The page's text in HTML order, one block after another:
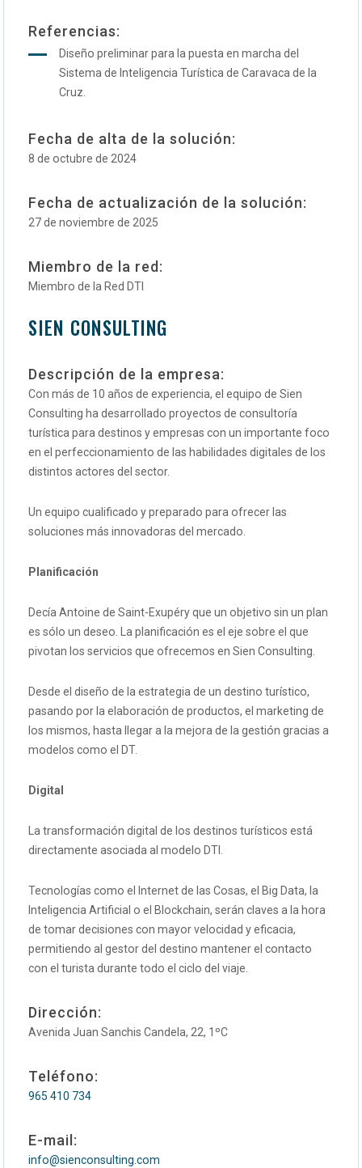
Referencias:
Diseño preliminar para la puesta en marcha del
Sistema de Inteligencia Turística de Caravaca de la
Cruz.
Fecha de alta de la solución:
8 de octubre de 2024
Fecha de actualización de la solución:
27 de noviembre de 2025
Miembro de la red:
Miembro de la Red DTI
SIEN CONSULTING
Descripción de la empresa:
Con más de 10 años de experiencia, el equipo de Sien
Consulting ha desarrollado proyectos de consultoría
turística para destinos y empresas con un importante foco
en el perfeccionamiento de las habilidades digitales de los
distintos actores del sector.
Un equipo cualificado y preparado para ofrecer las
soluciones más innovadoras del mercado.
Planificación
Decía Antoine de Saint-Exupéry que un objetivo sin un plan
es sólo un deseo. La planificación es el eje sobre el que
pivotan los servicios que ofrecemos en Sien Consulting.
Desde el diseño de la estrategia de un destino turístico,
pasando por la elaboración de productos, el marketing de
los mismos, hasta llegar a la mejora de la gestión gracias a
modelos como el DT.
Digital
La transformación digital de los destinos turísticos está
directamente asociada al modelo DTI.
Tecnologías como el Internet de las Cosas, el Big Data, la
Inteligencia Artificial o el Blockchain, serán claves a la hora
de tomar decisiones con mayor velocidad y eficacia,
permitiendo al gestor del destino mantener el contacto
con el turista durante todo el ciclo del viaje.
Dirección:
Avenida Juan Sanchis Candela, 22, 1ºC
Teléfono:
965 410 734
E-mail:
info@sienconsulting.com